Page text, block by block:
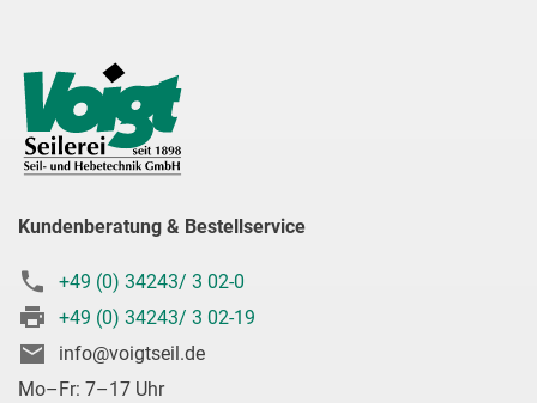
Kundenberatung & Bestellservice
+49 (0) 34243/ 3 02-0
+49 (0) 34243/ 3 02-19
info@voigtseil.de
Mo–Fr: 7–17 Uhr